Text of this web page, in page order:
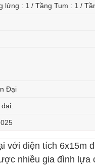
lửng : 1 / Tầng Tum : 1 /
Đại
với diện tích 6x15m
nhiều gia đình lựa